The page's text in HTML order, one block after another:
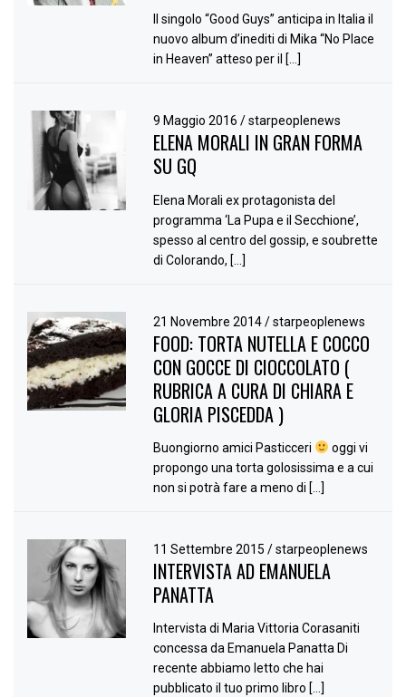
Il singolo “Good Guys” anticipa in Italia il
nuovo album d’inediti di Mika “No Place
in Heaven” atteso per il […]
9 Maggio 2016/ starpeoplenews
ELENA MORALI IN GRAN FORMA
SU GQ
Elena Morali ex protagonista del
programma ‘La Pupa e il Secchione’,
spesso al centro del gossip, e soubrette
di Colorando, […]
21 Novembre 2014/ starpeoplenews
FOOD: TORTA NUTELLA E COCCO
CON GOCCE DI CIOCCOLATO (
RUBRICA A CURA DI CHIARA E
GLORIA PISCEDDA )
Buongiorno amici Pasticceri
oggi vi
propongo una torta golosissima e a cui
non si potrà fare a meno di […]
11 Settembre 2015/ starpeoplenews
INTERVISTA AD EMANUELA
PANATTA
Intervista di Maria Vittoria Corasaniti
concessa da Emanuela Panatta Di
recente abbiamo letto che hai
pubblicato il tuo primo libro […]